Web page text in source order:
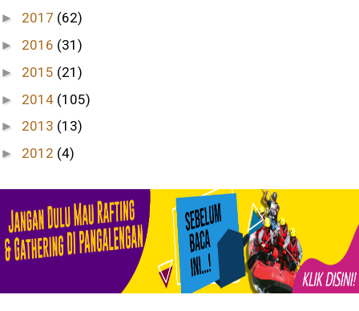
► 2017 (62)
► 2016 (31)
► 2015 (21)
► 2014 (105)
► 2013 (13)
► 2012 (4)